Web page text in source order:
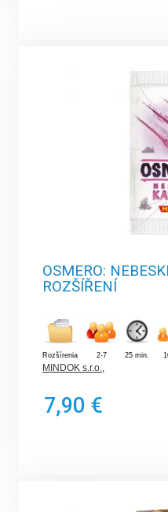
OSMERO:
ROZŠÍŘENÍ
Rozšírenia 2-7 25 min.
MINDOK s.r.o.,
7,90 €